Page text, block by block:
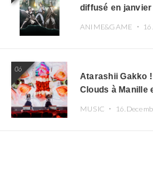
diffusé en janvier
ANIME&GAME ・
06
Atarashii Gakko
Clouds à Manille
MUSIC ・